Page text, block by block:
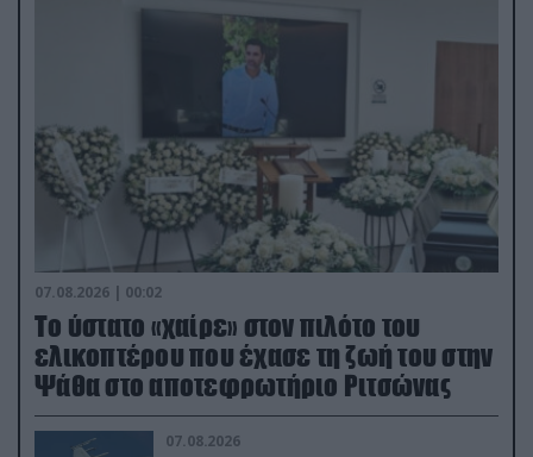
07.08.2026 | 00:02
Το ύστατο «χαίρε» στον πιλότο του
ελικοπτέρου που έχασε τη ζωή του στην
Ψάθα στο αποτεφρωτήριο Ριτσώνας
07.08.2026